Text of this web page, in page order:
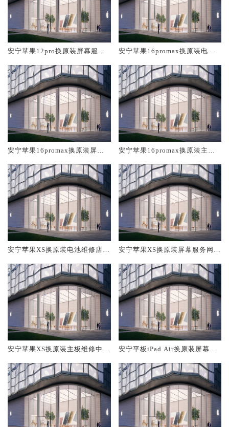
安宁苹果12pro换原装屏幕服务
安宁苹果16promax换原装电池
安宁苹果16promax换原装屏幕
安宁苹果16promax换原装主板
安宁苹果XS换原装电池维修店大
安宁苹果XS换原装屏幕服务网点
安宁苹果XS换原装主板维修中心
安宁平板iPad Air换原装屏幕服